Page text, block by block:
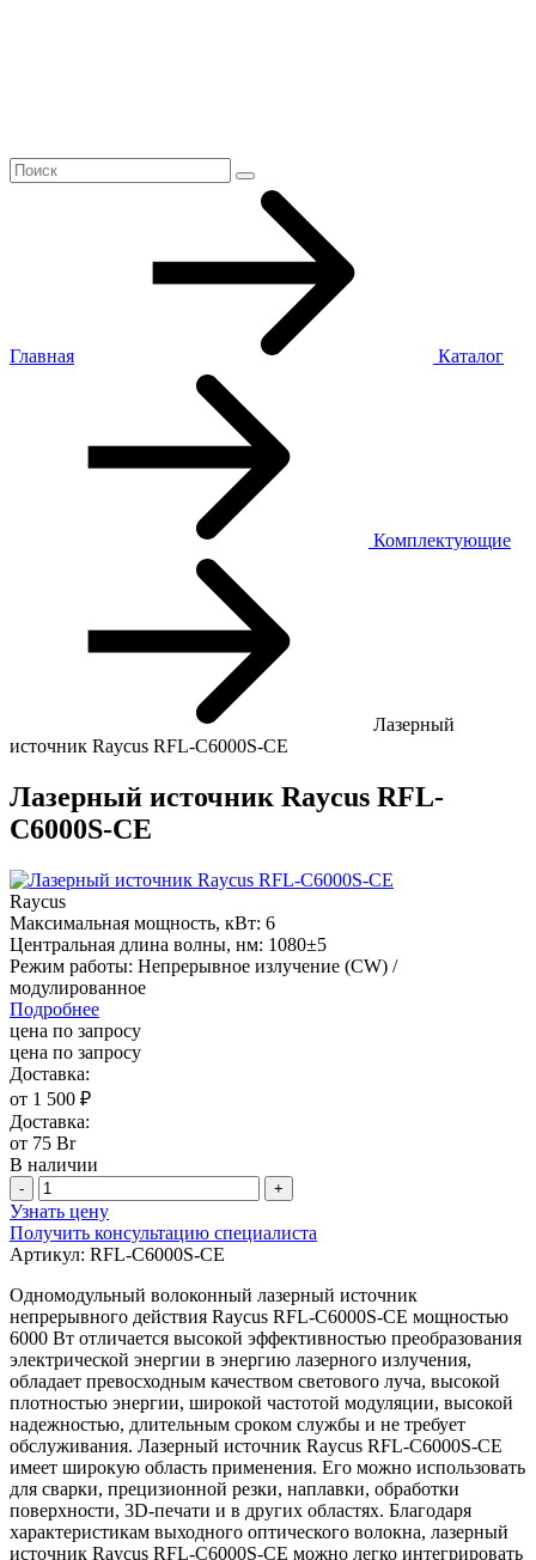
Главная Каталог
Комплектующие
Лазерный
источник Raycus RFL-C6000S-CE
Лазерный источник Raycus RFL-
C6000S-CE
Raycus
Максимальная мощность, кВт: 6
Центральная длина волны, нм: 1080±5
Режим работы: Непрерывное излучение (CW) /
модулированное
Подробнее
цена по запросу
цена по запросу
Доставка:
от 1 500 ₽
Доставка:
от 75 Br
В наличии
- +
Узнать цену
Получить консультацию специалиста
Артикул: RFL-C6000S-CE
Одномодульный волоконный лазерный источник
непрерывного действия Raycus RFL-C6000S-CE мощностью
6000 Вт отличается высокой эффективностью преобразования
электрической энергии в энергию лазерного излучения,
обладает превосходным качеством светового луча, высокой
плотностью энергии, широкой частотой модуляции, высокой
надежностью, длительным сроком службы и не требует
обслуживания. Лазерный источник Raycus RFL-C6000S-CE
имеет широкую область применения. Его можно использовать
для сварки, прецизионной резки, наплавки, обработки
поверхности, 3D-печати и в других областях. Благодаря
характеристикам выходного оптического волокна, лазерный
источник Raycus RFL-C6000S-CE можно легко интегрировать